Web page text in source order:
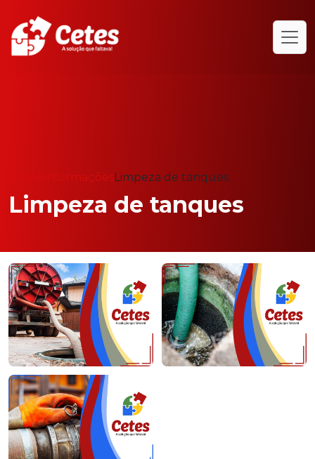
InformaçõesLimpeza de tanques
Limpeza de tanques